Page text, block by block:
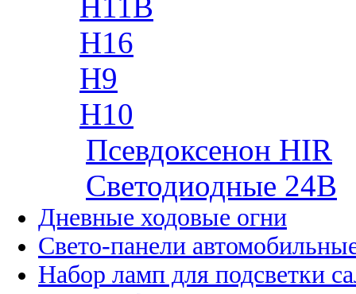
H16
H9
H10
Псевдоксенон HIR
Cветодиодные 24B
Дневные ходовые огни
Свето-панели
Набор ламп для подсветки